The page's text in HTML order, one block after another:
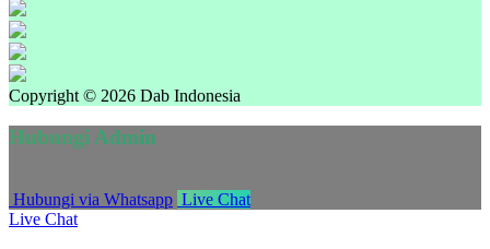
Copyright © 2026 Dab Indonesia
Hubungi Admin
Hubungi via Whatsapp Live Chat
Live Chat